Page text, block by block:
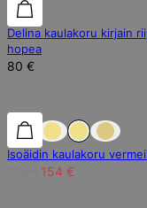
Delina kaulakoru kirjain
hopea
80 €
30% alennus
Isoäidin kaulakoru
154 €